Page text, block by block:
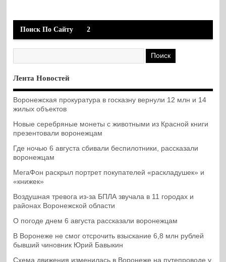
Поиск По Сайту 2
Лента Новостей
Воронежская прокуратура в госказну вернули 12 млн и 14
жилых объектов
Новые серебряные монеты с животными из Красной книги
презентовали воронежцам
Где ночью 6 августа сбивали беспилотники, рассказали
воронежцам
МегаФон раскрыл портрет покупателей «раскладушек» и
«книжек»
Воздушная тревога из-за БПЛА звучала в 11 городах и
районах Воронежской области
О погоде днем 6 августа рассказали воронежцам
В Воронеже не смог отсрочить взыскание 6,8 млн рублей
бывший чиновник Юрий Бавыкин
Схема движения изменилась в Воронеже на путепроводе у